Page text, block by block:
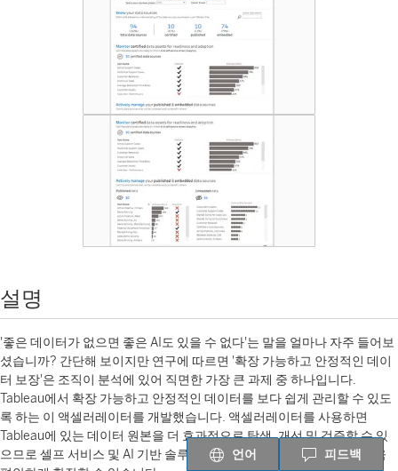
설명
'좋은 데이터가 없으면 좋은 AI도 있을 수 없다'는 말을 얼마나 자주 들어보
셨습니까? 간단해 보이지만 연구에 따르면 '확장 가능하고 안정적인 데이
터 보장'은 조직이 분석에 있어 직면한 가장 큰 과제 중 하나입니다.
Tableau에서 확장 가능하고 안정적인 데이터를 보다 쉽게 ​​관리할 수 있도
록 하는 이 액셀러레이터를 개발했습니다. 액셀러레이터를 사용하면
Tableau에 있는 데이터 원본을 더 효과적으로 탐색, 개선 및 검증할 수 있
으므로 셀프 서비스 및 AI 기반 솔루션의 이용 범위를 사용자까지로 더욱
언어 피드백